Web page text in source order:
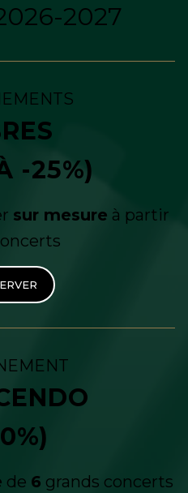
2027
-25%)
sur mesure à partir
de 6 grands concerts